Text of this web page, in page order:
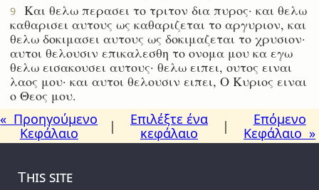
9
Και θελω περασει το τριτον δια πυρος· και θελω
καθαρισει αυτους ως καθαριζεται το αργυριον, και
θελω δοκιμασει αυτους ως δοκιμαζεται το χρυσιον·
αυτοι θελουσιν επικαλεσθη το ονομα μου κα εγω
θελω εισακουσει αυτους· θελω ειπει, ουτος ειναι
λαος μου· και αυτοι θελουσιν ειπει, Ο Κυριος ειναι
ο Θεος μου.
« Προηγούμενο
Κεφάλαιο
|
Επιλέξτε ένα
κεφάλαιο
|
Επόμενο
Κεφάλαιο »
This site